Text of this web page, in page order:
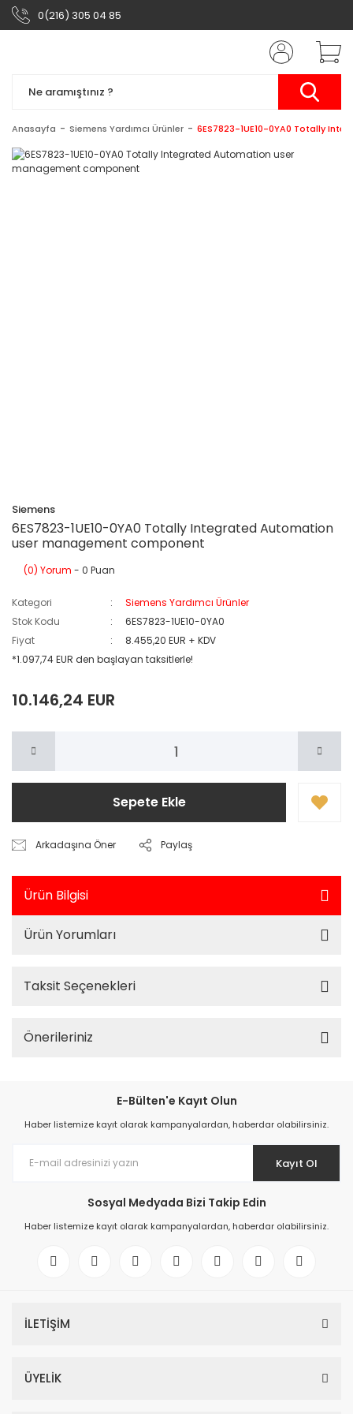
0(216) 305 04 85
Anasayfa Siemens Yardımcı Ürünler 6ES7823-1UE10-0YA0 Totally
Siemens
6ES7823-1UE10-0YA0 Totally Integrated Automation
user management component
(0) Yorum - 0 Puan
Kategori
Siemens Yardımcı Ürünler
Stok Kodu
6ES7823-1UE10-0YA0
Fiyat
8.455,20 EUR + KDV
*1.097,74 EUR den başlayan taksitlerle!
10.146,24 EUR
Sepete Ekle
Arkadaşına Öner Paylaş
Ürün Bilgisi
Ürün Yorumları
Taksit Seçenekleri
Önerileriniz
E-Bülten'e Kayıt Olun
Haber listemize kayıt olarak kampanyalardan, haberdar olabilirsiniz.
Kayıt Ol
Sosyal Medyada Bizi Takip Edin
Haber listemize kayıt olarak kampanyalardan, haberdar olabilirsiniz.
İLETİŞİM
ÜYELİK